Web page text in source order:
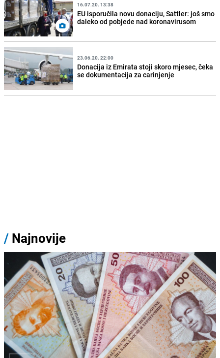
16.07.20. 13:38
EU isporučila novu donaciju, Sattler: još smo
daleko od pobjede nad koronavirusom
23.06.20. 22:00
Donacija iz Emirata stoji skoro mjesec, čeka
se dokumentacija za carinjenje
/ Najnovije